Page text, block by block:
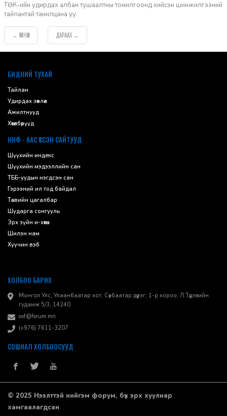
ТӨК-ийн удирдах албан тушаалтны томилгоонд хийсэн шинжилгээний
тайлантай танилцана уу.
← ӨМНӨХ ДАРААХ →
БИДНИЙ ТУХАЙ
Тайлан
Удирдах зөвлөл
Ажилтнууд
Хөтөлбөрүүд
ННФ - ААС ҮҮССЭН САЙТУУД
Шүүхийн индекс
Шүүхийн мэдээллийн сан
ТББ-уудын нэгдсэн сан
Гэрээний ил тод байдал
Төсвийн цагалбар
Шударга сонгууль
Эрх зүйн и-хөтөч
Шилэн нам
Хуучин вэб
ХОЛБОО БАРИХ
Монгол Улс, Улаанбаатар хот, Сүхбаатар дүүрэг, 1-р хороо, ​Л.Түдэвийн
гудамж 5/3, 14240
osf@forum.mn
(+976) 7611-3207
СОШИАЛ ХОЛБООСУУД
© 2025 Нээлттэй нийгэм форум, бүх эрх хуулиар
хамгаалагдсан